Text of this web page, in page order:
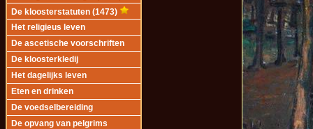
De kloosterstatuten (1473)
Het religieus leven
De ascetische voorschriften
De kloosterkledij
Het dagelijks leven
Eten en drinken
De voedselbereiding
De opvang van pelgrims